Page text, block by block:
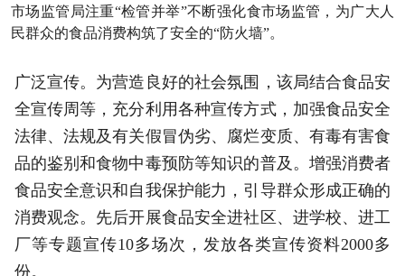
市场监管局注重“检管并举”不断强化食市场监管，为广大人
民群众的食品消费构筑了安全的“防火墙”。
广泛宣传。为营造良好的社会氛围，该局结合食品安
全宣传周等，充分利用各种宣传方式，加强食品安全
法律、法规及有关假冒伪劣、腐烂变质、有毒有害食
品的鉴别和食物中毒预防等知识的普及。增强消费者
食品安全意识和自我保护能力，引导群众形成正确的
消费观念。先后开展食品安全进社区、进学校、进工
厂等专题宣传10多场次，发放各类宣传资料2000多
份。